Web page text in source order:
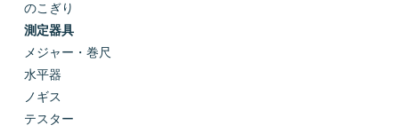
のこぎり
測定器具
メジャー・巻尺
水平器
ノギス
テスター